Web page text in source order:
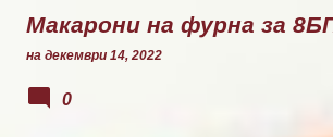
Макарони на фурна за
на декември 14, 2022
0